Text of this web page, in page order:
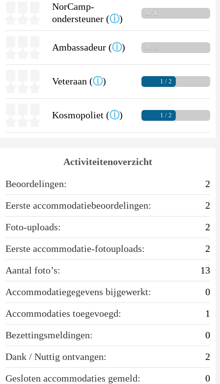
NorCamp-
ondersteuner (ⓘ)
0 / 1
Ambassadeur (ⓘ) 0 / 3
Veteraan (ⓘ) 1 / 2
Kosmopoliet (ⓘ) 1 / 2
Activiteitenoverzicht
Beoordelingen:
2
Eerste accommodatiebeoordelingen:
2
Foto-uploads:
2
Eerste accommodatie-fotouploads:
2
Aantal foto’s:
13
Accommodatiegegevens bijgewerkt:
0
Accommodaties toegevoegd:
1
Bezettingsmeldingen:
0
Dank / Nuttig ontvangen:
2
Gesloten accommodaties gemeld:
0